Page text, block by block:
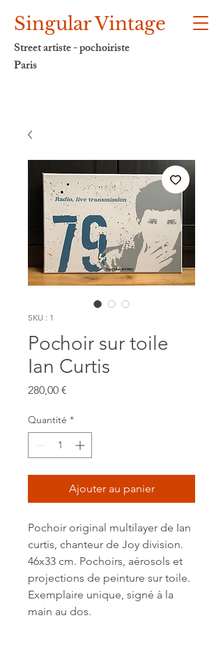
Singular Vintage
Street artiste - pochoiriste
Paris
SKU : 1
Pochoir sur toile
Ian Curtis
280,00 €
Quantité *
Ajouter au panier
Pochoir original multilayer de Ian
curtis, chanteur de Joy division.
46x33 cm. Pochoirs, aérosols et
projections de peinture sur toile.
Exemplaire unique, signé à la
main au dos.